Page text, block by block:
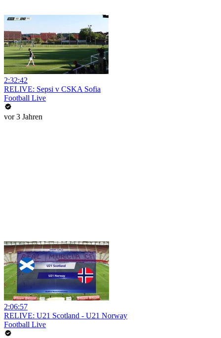
2:32:42
RELIVE: Sepsi v CSKA Sofia
Football Live
vor 3 Jahren
2:06:57
RELIVE: U21 Scotland - U21 Norway
Football Live